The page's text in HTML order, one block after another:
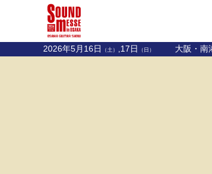
2026年5月16日 （土） ,17日 （日） 大阪・南